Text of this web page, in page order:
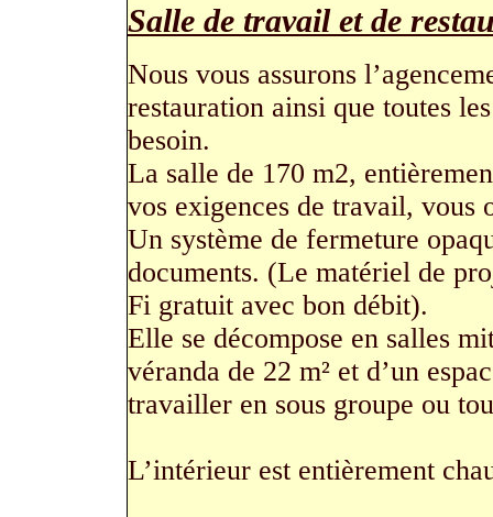
Salle de travail et de
Nous vous assurons
restauration ainsi que toutes
besoin.
La salle de 170 m2,
vos exigences de travail, vous
Un système de fermeture
documents. (Le matériel de
Fi gratuit avec bon débit).
Elle se décompose en salles
véranda de 22 m² et d’un
travailler en sous groupe ou
L’intérieur est entièrement